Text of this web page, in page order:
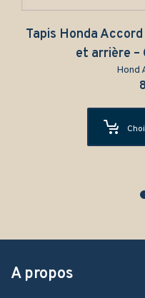
Tapis Honda
et arrière –
Hond
A propos